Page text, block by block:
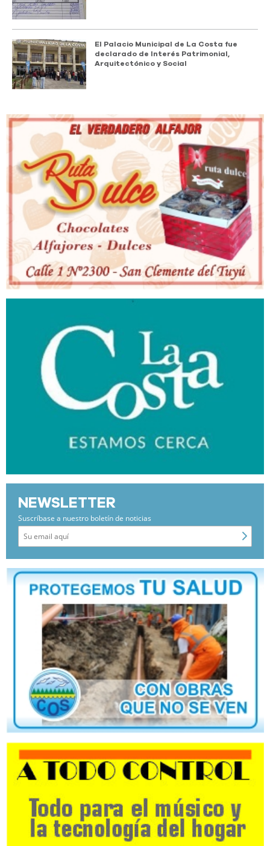
El Palacio Municipal de La Costa fue
declarado de Interés Patrimonial,
Arquitectónico y Social
NEWSLETTER
Suscríbase a nuestro boletín de noticias